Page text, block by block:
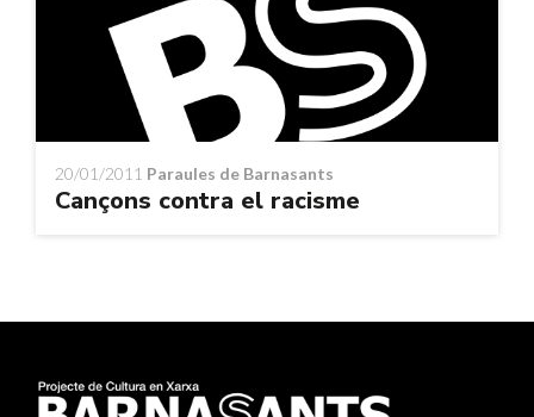
20/01/2011 Paraules de Barnasants
Cançons contra el racisme